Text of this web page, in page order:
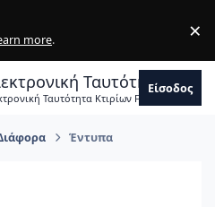
more. ×
Ταυτότητα
Ταυτότητα Κτιρίων Forum
Είσοδος
Έντυπα